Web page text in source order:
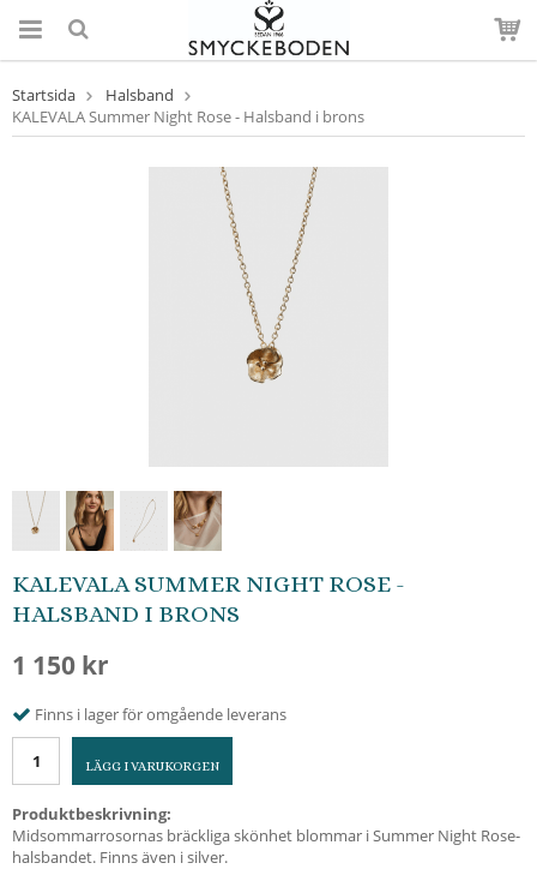
Startsida
Halsband
KALEVALA Summer Night Rose - Halsband i brons
KALEVALA SUMMER NIGHT ROSE -
HALSBAND I BRONS
1 150 kr
Finns i lager för omgående leverans
LÄGG I VARUKORGEN
Produktbeskrivning:
Midsommarrosornas bräckliga skönhet blommar i Summer Night Rose-
halsbandet. Finns även i silver.